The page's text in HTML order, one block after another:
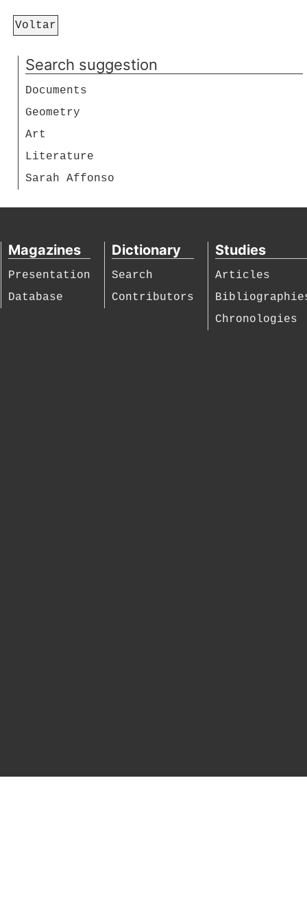
Voltar
Search suggestion
Documents
Geometry
Art
Literature
Sarah Affonso
Magazines
Presentation
Database
Dictionary
Search
Contributors
Studies
Articles
Chronologies